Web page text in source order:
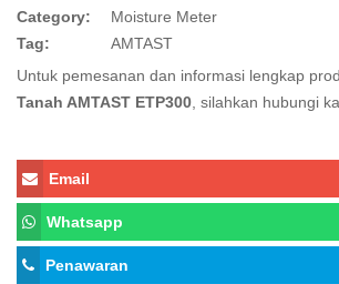
Category:
Moisture Meter
Tag:
AMTAST
Untuk pemesanan dan informasi lengkap
Tanah AMTAST ETP300, silahkan hubungi
Email
Whatsapp
Penawaran